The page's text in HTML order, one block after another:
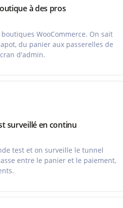
à des pros
WooCommerce. On sait
du panier aux passerelles de
d'admin.
surveillé en continu
test et on surveille le tunnel
entre le panier et le paiement,